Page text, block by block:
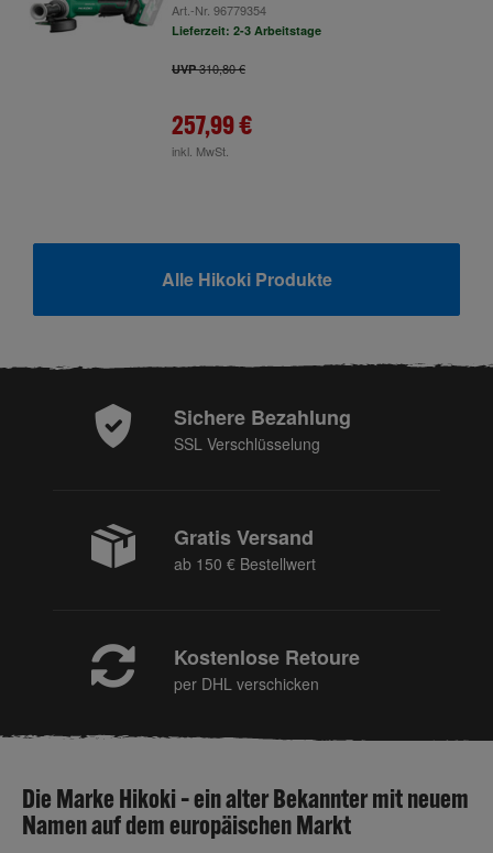
Art.-Nr. 96779354
Lieferzeit: 2-3 Arbeitstage
UVP310,80 €
257,99 €
inkl. MwSt.
Alle Hikoki Produkte
Sichere Bezahlung
SSL Verschlüsselung
Gratis Versand
ab 150 € Bestellwert
Kostenlose Retoure
per DHL verschicken
Die Marke Hikoki – ein alter Bekannter mit neuem
Namen auf dem europäischen Markt